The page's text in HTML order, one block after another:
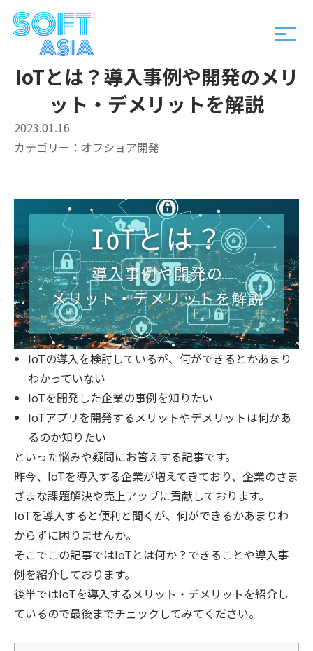
IoTとは？導入事例や開発のメリ
ット・デメリットを解説
2023.01.16
カテゴリー： オフショア開発
IoTの導入を検討しているが、何ができるとかあまり
わかっていない
IoTを開発した企業の事例を知りたい
IoTアプリを開発するメリットやデメリットは何かあ
るのか知りたい
といった悩みや疑問にお答えする記事です。
昨今、IoTを導入する企業が増えてきており、企業のさま
ざまな課題解決や売上アップに貢献しております。
IoTを導入すると便利と聞くが、何ができるかあまりわ
からずに困りませんか。
そこでこの記事ではIoTとは何か？できることや導入事
例を紹介しております。
後半ではIoTを導入するメリット・デメリットを紹介し
ているので最後までチェックしてみてください。